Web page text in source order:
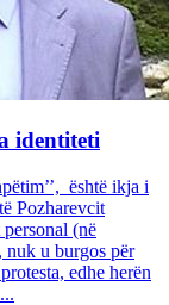
identiteti
është ikja i
Pozharevcit
(në
u burgos për
edhe herën